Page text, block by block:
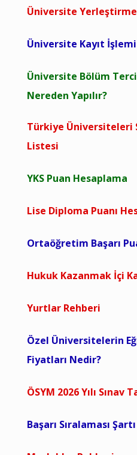
Üniversite Yerleştirme
Üniversite Kayıt İşlemi
Üniversite Bölüm
Nereden Yapılır?
Türkiye Üniversiteleri
Listesi
YKS Puan Hesaplama
Lise Diploma Puanı
Ortaöğretim Başarı
Hukuk Kazanmak İçi
Yurtlar Rehberi
Özel Üniversitelerin
Fiyatları Nedir?
ÖSYM 2026 Yılı Sınav
Başarı Sıralaması